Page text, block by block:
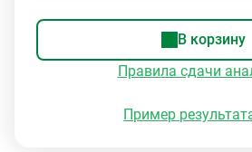
В корзину
Правила сдачи
Пример